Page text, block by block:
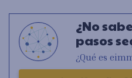
¿No
pasos
¿Qué es